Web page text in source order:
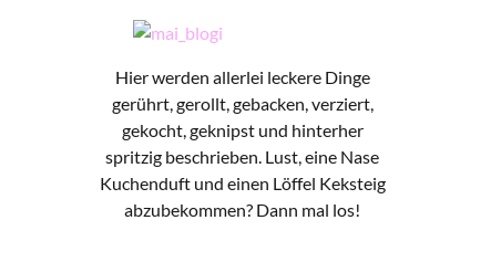
Hier werden allerlei leckere Dinge
gerührt, gerollt, gebacken, verziert,
gekocht, geknipst und hinterher
spritzig beschrieben. Lust, eine Nase
Kuchenduft und einen Löffel Keksteig
abzubekommen? Dann mal los!